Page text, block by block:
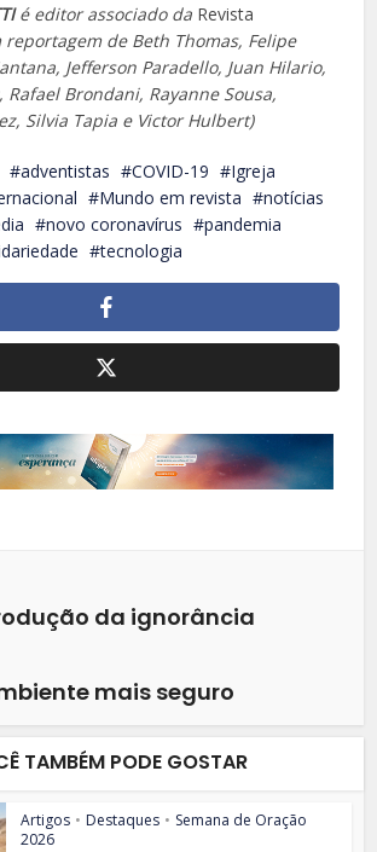
é editor associado da Revista
reportagem de Beth Thomas, Felipe
Jefferson Paradello, Juan Hilario,
Rafael Brondani, Rayanne Sousa,
Silvia Tapia e Victor Hulbert)
adventistas COVID-19
Igreja
Mundo em revista
notícias
novo coronavírus
pandemia
tecnologia
da ignorância
mais seguro
TAMBÉM PODE GOSTAR
Artigos • Destaques • Semana de Oração
2026